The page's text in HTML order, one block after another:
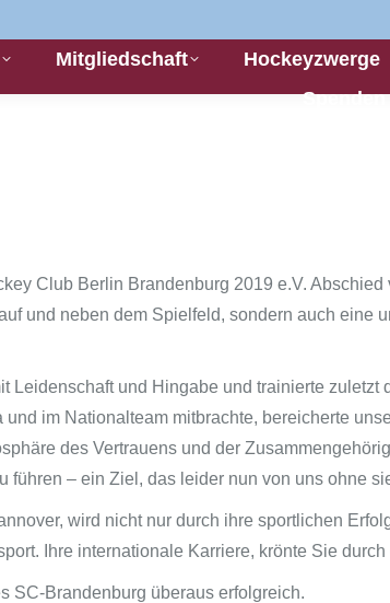
Mitgliedschaft Hockeyzwerge
Spenden
Club Berlin Brandenburg 2019 e.V.
und neben dem Spielfeld, sondern auch eine
Leidenschaft und Hingabe und trainierte
im Nationalteam mitbrachte, bereicherte
des Vertrauens und der
führen – ein Ziel, das leider nun von uns ohne
wird nicht nur durch ihre sportlichen
Ihre internationale Karriere, krönte Sie
SC-Brandenburg überaus erfolgreich.